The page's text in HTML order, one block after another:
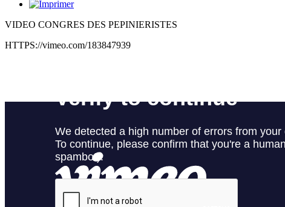
VIDEO CONGRES DES PEPINIERISTES
HTTPS://vimeo.com/183847939